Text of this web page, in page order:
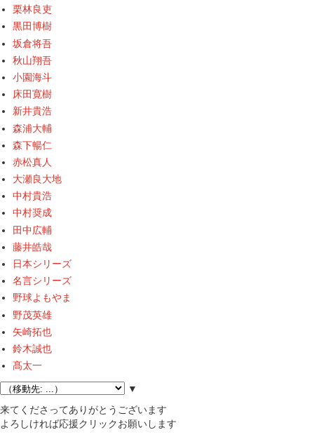
栗林良吏
黒田博樹
坂倉将吾
秋山翔吾
小園海斗
床田寛樹
新井貴浩
森浦大輔
森下暢仁
赤松真人
大瀬良大地
中村貴浩
中村奨成
田中広輔
藤井皓哉
日本シリーズ
名言シリーズ
野球よもやま
野茂英雄
矢崎拓也
鈴木誠也
髙太一
▼
来てくださってありがとうございます
よろしければ応援クリックお願いします